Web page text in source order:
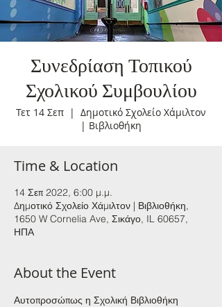
Συνεδρίαση Τοπικού
Σχολικού Συμβουλίου
Τετ 14 Σεπ
  |
Δημοτικό Σχολείο Χάμιλτον
| Βιβλιοθήκη
Time & Location
14 Σεπ 2022, 6:00 μ.μ.
Δημοτικό Σχολείο Χάμιλτον | Βιβλιοθήκη,
1650 W Cornelia Ave, Σικάγο, IL 60657,
ΗΠΑ
About the Event
Αυτοπροσώπως η Σχολική Βιβλιοθήκη